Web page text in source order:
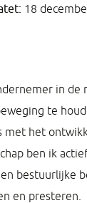
18
in de
te
met het
ben ik
bestuurlijke
en presteren.